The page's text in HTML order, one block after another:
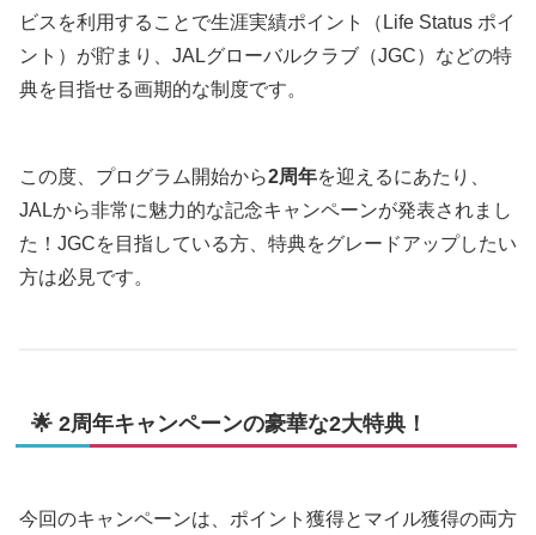
ビスを利用することで生涯実績ポイント（Life Status ポイ
ント）が貯まり、JALグローバルクラブ（JGC）などの特
典を目指せる画期的な制度です。
この度、プログラム開始から2周年を迎えるにあたり、
JALから非常に魅力的な記念キャンペーンが発表されまし
た！JGCを目指している方、特典をグレードアップしたい
方は必見です。
🌟 2周年キャンペーンの豪華な2大特典！
今回のキャンペーンは、ポイント獲得とマイル獲得の両方